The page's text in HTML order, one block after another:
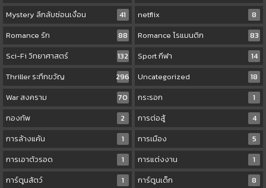
Mystery ลึกลับซ่อนเงื่อน
41 netflix
8
Romance รัก
88 Romance โรแมนติก
83
Sci-Fi วิทยาศาสตร์
132 Sport กีฬา
14
Thriller ระทึกขวัญ
296 Uncategorized
18
War สงคราม
70 กระรอก
1
กองทัพ
2 การต่อสู้
4
การล้างแค้น
1 การเมือง
5
การเอาตัวรอด
1 การแต่งงาน
1
การ์ตูนสัตว์
1 การ์ตูนเด็ก
8